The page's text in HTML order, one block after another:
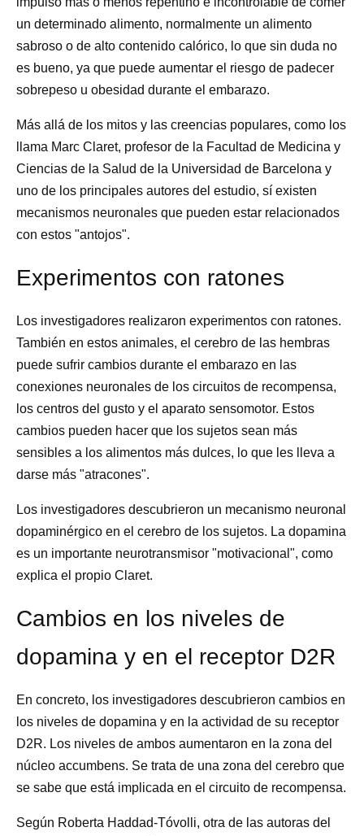
un determinado alimento, normalmente un alimento
sabroso o de alto contenido calórico, lo que sin duda no
es bueno, ya que puede aumentar el riesgo de padecer
sobrepeso u obesidad durante el embarazo.
Más allá de los mitos y las creencias populares, como los
llama Marc Claret, profesor de la Facultad de Medicina y
Ciencias de la Salud de la Universidad de Barcelona y
uno de los principales autores del estudio, sí existen
mecanismos neuronales que pueden estar relacionados
con estos "antojos".
Experimentos con ratones
Los investigadores realizaron experimentos con ratones.
También en estos animales, el cerebro de las hembras
puede sufrir cambios durante el embarazo en las
conexiones neuronales de los circuitos de recompensa,
los centros del gusto y el aparato sensomotor. Estos
cambios pueden hacer que los sujetos sean más
sensibles a los alimentos más dulces, lo que les lleva a
darse más "atracones".
Los investigadores descubrieron un mecanismo neuronal
dopaminérgico en el cerebro de los sujetos. La dopamina
es un importante neurotransmisor "motivacional", como
explica el propio Claret.
Cambios en los niveles de
dopamina y en el receptor D2R
En concreto, los investigadores descubrieron cambios en
los niveles de dopamina y en la actividad de su receptor
D2R. Los niveles de ambos aumentaron en la zona del
núcleo accumbens. Se trata de una zona del cerebro que
se sabe que está implicada en el circuito de recompensa.
Según Roberta Haddad-Tóvolli, otra de las autoras del